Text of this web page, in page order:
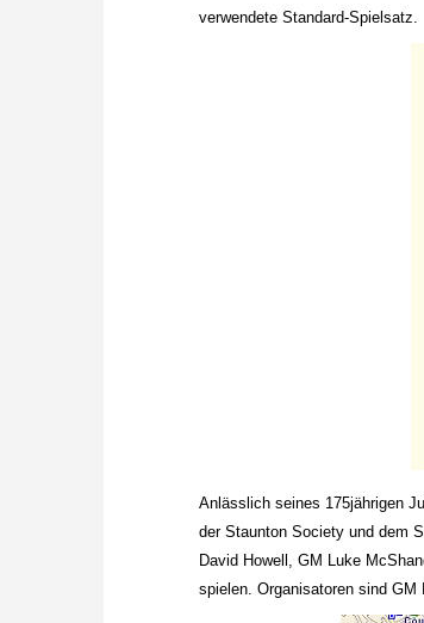
verwendete Standard-Spielsatz.
Anlässlich seines 175jährigen
der Staunton Society und dem
David Howell, GM Luke
spielen. Organisatoren sind